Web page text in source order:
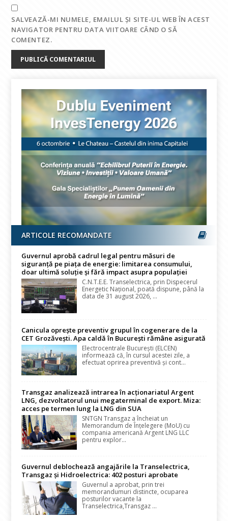
SALVEAZĂ-MI NUMELE, EMAILUL ȘI SITE-UL WEB ÎN ACEST
NAVIGATOR PENTRU DATA VIITOARE CÂND O SĂ
COMENTEZ.
ARTICOLE RECOMANDATE
Guvernul aprobă cadrul legal pentru măsuri de
siguranță pe piața de energie: limitarea consumului,
doar ultimă soluție și fără impact asupra populației
C.N.T.E.E. Transelectrica, prin Dispecerul
Energetic Național, poată dispune, până la
data de 31 august 2026, ...
Canicula oprește preventiv grupul în cogenerare de la
CET Grozăvești. Apa caldă în București rămâne asigurată
Electrocentrale București (ELCEN)
informează că, în cursul acestei zile, a
efectuat oprirea preventivă și cont...
Transgaz analizează intrarea în acționariatul Argent
LNG, dezvoltatorul unui megaterminal de export. Miza:
acces pe termen lung la LNG din SUA
SNTGN Transgaz a încheiat un
Memorandum de Înțelegere (MoU) cu
compania americană Argent LNG LLC
pentru explor...
Guvernul deblochează angajările la Transelectrica,
Transgaz și Hidroelectrica: 402 posturi aprobate
Guvernul a aprobat, prin trei
memorandumuri distincte, ocuparea
posturilor vacante la
Transelectrica,Transgaz ...